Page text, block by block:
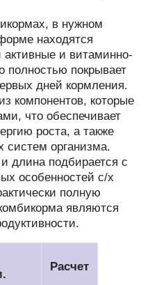
в нужном
находятся
активные и витаминно-
полностью покрывает
дней кормления.
компонентов, которые
что обеспечивает
роста, а также
систем организма.
длина подбирается с
особенностей с/х
полную
являются
Расчет